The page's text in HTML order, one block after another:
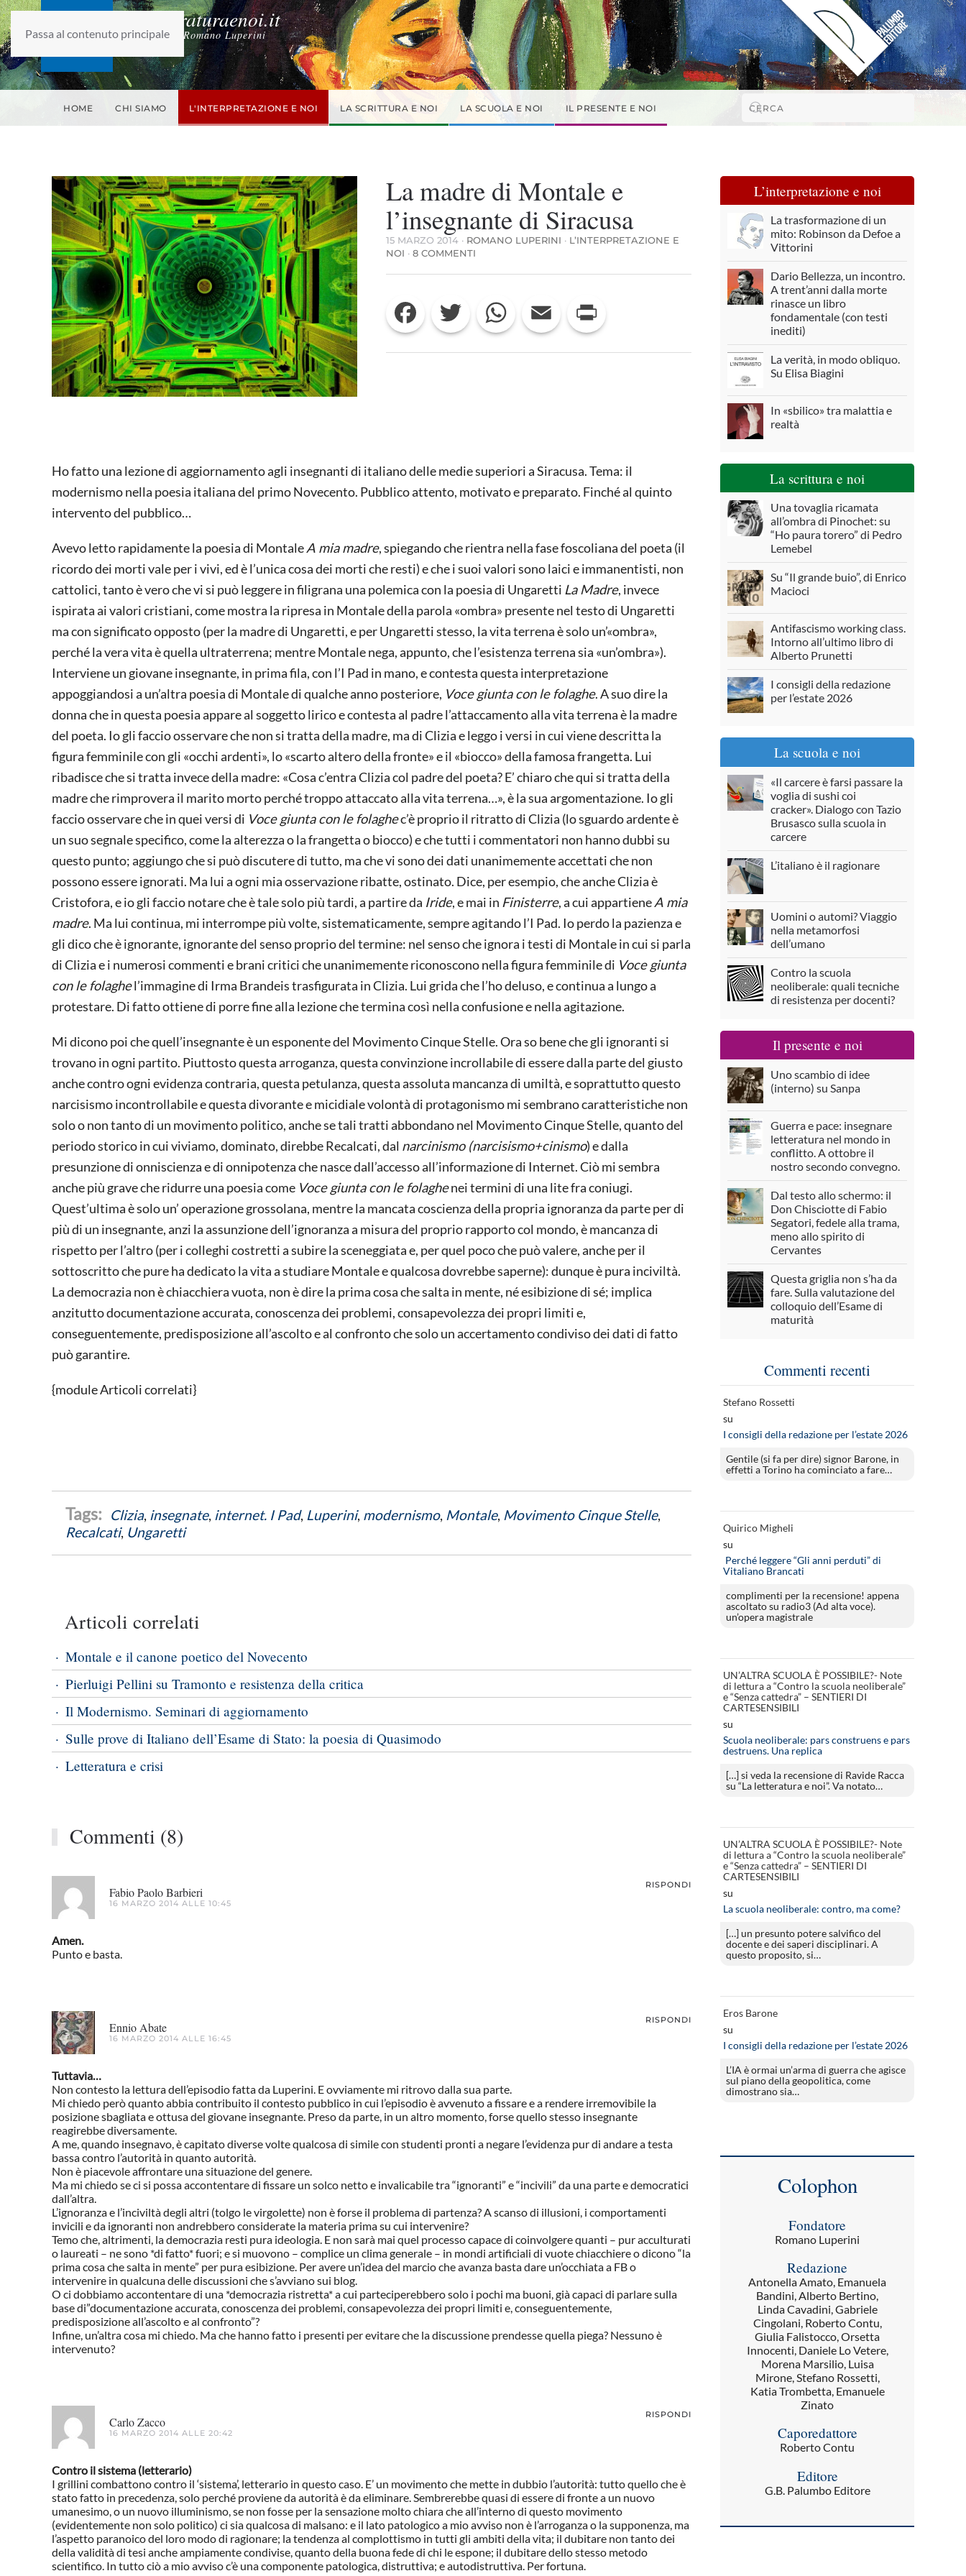
Passa al contenuto principale
laletteraturaenoi.it
fondato da Romano Luperini
HOME CHI SIAMO L'INTERPRETAZIONE E NOI LA SCRITTURA E NOI LA SCUOLA E NOI IL PRESENTE E NOI
La madre di Montale e
l’insegnante di Siracusa
15 MARZO 2014 · ROMANO LUPERINI · L’INTERPRETAZIONE E
NOI · 8 COMMENTI
MADRE
MONTALE
L’INSEGNANTE
SIRACUSA
Facebook Twitter WhatsApp Email
Ho fatto una lezione di aggiornamento agli insegnanti di italiano delle medie superiori a Siracusa. Tema: il
modernismo nella poesia italiana del primo Novecento. Pubblico attento, motivato e preparato. Finché al quinto
intervento del pubblico…
Avevo letto rapidamente la poesia di MontaleA mia madre, spiegando che rientra nella fase foscoliana del poeta (il
ricordo dei morti vale per i vivi, ed è l’unica cosa dei morti che resti) e che i suoi valori sono laici e immanentisti, non
cattolici, tanto è vero che vi si può leggere in filigrana una polemica con la poesia di Ungaretti La Madre, invece
ispirata ai valori cristiani, come mostra la ripresa in Montale della parola «ombra» presente nel testo di Ungaretti
ma con significato opposto (per la madre di Ungaretti, e per Ungaretti stesso, la vita terrena è solo un’«ombra»,
perché la vera vita è quella ultraterrena; mentre Montale nega, appunto, che l’esistenza terrena sia «un’ombra»).
Interviene un giovane insegnante, in prima fila, con l’I Pad in mano, e contesta questa interpretazione
appoggiandosi a un’altra poesia di Montale di qualche anno posteriore, Voce giunta con le folaghe. A suo dire la
donna che in questa poesia appare al soggetto lirico e contesta al padre l’attaccamento alla vita terrena è la madre
del poeta. Io gli faccio osservare che non si tratta della madre, ma di Clizia e leggo i versi in cui viene descritta la
figura femminile con gli «occhi ardenti», lo «scarto altero della fronte» e il «biocco» della famosa frangetta. Lui
ribadisce che si tratta invece della madre: «Cosa c’entra Clizia col padre del poeta? E’ chiaro che qui si tratta della
madre che rimprovera il marito morto perché troppo attaccato alla vita terrena…», è la sua argomentazione. Io gli
faccio osservare che in quei versi di Voce giunta con le folaghec’è proprio il ritratto di Clizia (lo sguardo ardente è
un suo segnale specifico, come la alterezza o la frangetta o biocco) e che tutti i commentatori non hanno dubbi su
questo punto; aggiungo che si può discutere di tutto, ma che vi sono dei dati unanimemente accettati che non
possono essere ignorati. Ma lui a ogni mia osservazione ribatte, ostinato. Dice, per esempio, che anche Clizia è
Cristofora, e io gli faccio notare che è tale solo più tardi, a partire da Iride, e mai in Finisterre, a cui appartieneA mia
madre. Ma lui continua, mi interrompe più volte, sistematicamente, sempre agitando l’I Pad. Io perdo la pazienza e
gli dico che è ignorante, ignorante del senso proprio del termine: nel senso che ignora i testi di Montale in cui si parla
di Clizia e i numerosi commenti e brani critici che unanimemente riconoscono nella figura femminile di Voce giunta
con le folaghel’immagine di Irma Brandeis trasfigurata in Clizia. Lui grida che l’ho deluso, e continua a lungo a
protestare. Di fatto ottiene di porre fine alla lezione che termina così nella confusione e nella agitazione.
Mi dicono poi che quell’insegnante è un esponente del Movimento Cinque Stelle. Ora so bene che gli ignoranti si
trovano in ogni partito. Piuttosto questa arroganza, questa convinzione incrollabile di essere dalla parte del giusto
anche contro ogni evidenza contraria, questa petulanza, questa assoluta mancanza di umiltà, e soprattutto questo
narcisismo incontrollabile e questa divorante e micidiale volontà di protagonismo mi sembrano caratteristiche non
solo o non tanto di un movimento politico, anche se tali tratti abbondano nel Movimento Cinque Stelle, quanto del
periodo storico in cui viviamo, dominato, direbbe Recalcati, dal narcinismo (narcisismo+cinismo) e dalla
presunzione di onniscienza e di onnipotenza che nasce dall’accesso all’informazione di Internet. Ciò mi sembra
anche più grave che ridurre una poesia come Voce giunta con le folaghenei termini di una lite fra coniugi.
Quest’ultima è solo un’ operazione grossolana, mentre la mancata coscienza della propria ignoranza da parte per di
più di un insegnante, anzi la assunzione dell’ignoranza a misura del proprio rapporto col mondo, è mancanza di
rispetto per l’altro (per i colleghi costretti a subire la sceneggiata e, per quel poco che può valere, anche per il
sottoscritto che pure ha dedicato la vita a studiare Montale e qualcosa dovrebbe saperne): dunque è pura inciviltà.
La democrazia non è chiacchiera vuota, non è dire la prima cosa che salta in mente, né esibizione di sé; implica
anzitutto documentazione accurata, conoscenza dei problemi, consapevolezza dei propri limiti e,
conseguentemente, predisposizione all’ascolto e al confronto che solo un accertamento condiviso dei dati di fatto
può garantire.
{module Articoli correlati}
Clizia, insegnate, internet. I Pad, Luperini, modernismo, Montale, Movimento Cinque Stelle,
Recalcati, Ungaretti
Articoli correlati
Montale e il canone poetico del Novecento
Pierluigi Pellini su Tramonto e resistenza della critica
Il Modernismo. Seminari di aggiornamento
Sulle prove di Italiano dell’Esame di Stato: la poesia di Quasimodo
Letteratura e crisi
Commenti (8)
Fabio Paolo Barbieri
16 MARZO 2014 ALLE 10:45
RISPONDI
Amen.
Punto e basta.
Ennio Abate
16 MARZO 2014 ALLE 16:45
RISPONDI
Tuttavia…
Non contesto la lettura dell’episodio fatta da Luperini. E ovviamente mi ritrovo dalla sua parte.
Mi chiedo però quanto abbia contribuito il contesto pubblico in cui l’episodio è avvenuto a fissare e a rendere irremovibile la
posizione sbagliata e ottusa del giovane insegnante. Preso da parte, in un altro momento, forse quello stesso insegnante
reagirebbe diversamente.
A me, quando insegnavo, è capitato diverse volte qualcosa di simile con studenti pronti a negare l’evidenza pur di andare a testa
bassa contro l’autorità in quanto autorità.
Non è piacevole affrontare una situazione del genere.
Ma mi chiedo se ci si possa accontentare di fissare un solco netto e invalicabile tra “ignoranti” e “incivili” da una parte e democratici
dall’altra.
L’ignoranza e l’inciviltà degli altri (tolgo le virgolette) non è forse il problema di partenza? A scanso di illusioni, i comportamenti
invicili e da ignoranti non andrebbero considerate la materia prima su cui intervenire?
Temo che, altrimenti, la democrazia resti pura ideologia. E non sarà mai quel processo capace di coinvolgere quanti – pur acculturati
o laureati – ne sono *di fatto* fuori; e si muovono – complice un clima generale – in mondi artificiali di vuote chiacchiere o dicono “la
prima cosa che salta in mente” per pura esibizione. Per avere un’idea del marcio che avanza basta dare un’occhiata a FB o
intervenire in qualcuna delle discussioni che s’avviano sui blog.
O ci dobbiamo accontentare di una *democrazia ristretta* a cui parteciperebbero solo i pochi ma buoni, già capaci di parlare sulla
base di”documentazione accurata, conoscenza dei problemi, consapevolezza dei propri limiti e, conseguentemente,
predisposizione all’ascolto e al confronto”?
Infine, un’altra cosa mi chiedo. Ma che hanno fatto i presenti per evitare che la discussione prendesse quella piega? Nessuno è
intervenuto?
Carlo Zacco
16 MARZO 2014 ALLE 20:42
RISPONDI
Contro il sistema (letterario)
I grillini combattono contro il ‘sistema’, letterario in questo caso. E’ un movimento che mette in dubbio l’autorità: tutto quello che è
stato fatto in precedenza, solo perché proviene da autorità è da eliminare. Sembrerebbe quasi di essere di fronte a un nuovo
umanesimo, o un nuovo illuminismo, se non fosse per la sensazione molto chiara che all’interno di questo movimento
(evidentemente non solo politico) ci sia qualcosa di malsano: e il lato patologico a mio avviso non è l’arroganza o la supponenza, ma
l’aspetto paranoico del loro modo di ragionare; la tendenza al complottismo in tutti gli ambiti della vita; il dubitare non tanto dei
della validità di tesi anche ampiamente condivise, quanto della buona fede di chi le espone; il dubitare dello stesso metodo
scientifico. In tutto ciò a mio avviso c’è una componente patologica, distruttiva; e autodistruttiva. Per fortuna.
L’interpretazione e noi
La trasformazione di un
mito: Robinson da Defoe a
Vittorini
Dario Bellezza, un incontro.
A trent’anni dalla morte
rinasce un libro
fondamentale (con testi
inediti)
La verità, in modo obliquo.
Su Elisa Biagini
In «sbilico» tra malattia e
realtà
La scrittura e noi
Una tovaglia ricamata
all’ombra di Pinochet: su
“Ho paura torero” di Pedro
Lemebel
Su “Il grande buio”, di Enrico
Macioci
Antifascismo working class.
Intorno all’ultimo libro di
Alberto Prunetti
I consigli della redazione
per l’estate 2026
La scuola e noi
«Il carcere è farsi passare la
voglia di sushi coi
cracker». Dialogo con Tazio
Brusasco sulla scuola in
carcere
L’italiano è il ragionare
Uomini o automi? Viaggio
nella metamorfosi
dell’umano
Contro la scuola
neoliberale: quali tecniche
di resistenza per docenti?
Il presente e noi
Uno scambio di idee
(interno) su Sanpa
Guerra e pace: insegnare
letteratura nel mondo in
conflitto. A ottobre il
nostro secondo convegno.
Dal testo allo schermo: il
Don Chisciotte di Fabio
Segatori, fedele alla trama,
meno allo spirito di
Cervantes
Questa griglia non s’ha da
fare. Sulla valutazione del
colloquio dell’Esame di
maturità
Commenti recenti
Stefano Rossetti
su
I consigli della redazione per l’estate 2026
Gentile (si fa per dire) signor Barone, in
effetti a Torino ha cominciato a fare…
Quirico Migheli
su
Perché leggere “Gli anni perduti” di
Vitaliano Brancati
complimenti per la recensione! appena
ascoltato su radio3 (Ad alta voce).
un’opera magistrale
UN’ALTRA SCUOLA È POSSIBILE?- Note
di lettura a “Contro la scuola neoliberale”
e “Senza cattedra” – SENTIERI DI
CARTESENSIBILI
su
Scuola neoliberale: pars construens e pars
destruens. Una replica
[…] si veda la recensione di Ravide Racca
su “La letteratura e noi”. Va notato…
UN’ALTRA SCUOLA È POSSIBILE?- Note
di lettura a “Contro la scuola neoliberale”
e “Senza cattedra” – SENTIERI DI
CARTESENSIBILI
su
La scuola neoliberale: contro, ma come?
[…] un presunto potere salvifico del
docente e dei saperi disciplinari. A
questo proposito, si…
Eros Barone
su
I consigli della redazione per l’estate 2026
L’IA è ormai un’arma di guerra che agisce
sul piano della geopolitica, come
dimostrano sia…
Colophon
Fondatore
Romano Luperini
Redazione
Antonella Amato, Emanuela
Bandini, Alberto Bertino,
Linda Cavadini, Gabriele
Cingolani, Roberto Contu,
Giulia Falistocco, Orsetta
Innocenti, Daniele Lo Vetere,
Morena Marsilio, Luisa
Mirone, Stefano Rossetti,
Katia Trombetta, Emanuele
Zinato
Caporedattore
Roberto Contu
Editore
G.B. Palumbo Editore